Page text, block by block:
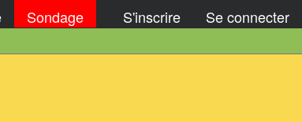
Sondage S'inscrire Se connecter